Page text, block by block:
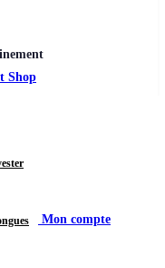
Mon compte